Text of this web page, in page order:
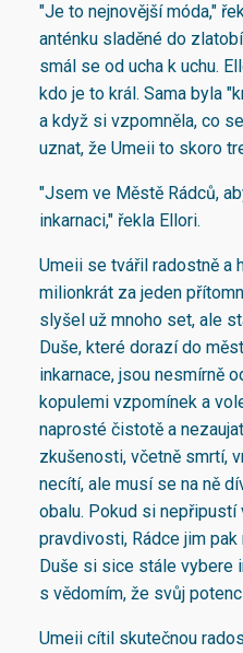
"Je to nejnovější móda,"
anténku sladěné do
smál se od ucha k uchu.
kdo je to král. Sama byla
a když si vzpomněla, co
uznat, že Umeii to skoro
"Jsem ve Městě Rádců,
inkarnaci," řekla Ellori.
Umeii se tvářil radostně a
milionkrát za jeden
slyšel už mnoho set, ale
Duše, které dorazí do
inkarnace, jsou nesmírně
kopulemi vzpomínek a
naprosté čistotě a
zkušenosti, včetně smrtí,
necítí, ale musí se na ně
obalu. Pokud si
pravdivosti, Rádce jim
Duše si sice stále vybere
s vědomím, že svůj
Umeii cítil skutečnou